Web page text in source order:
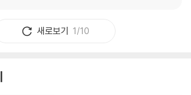
새로보기 1/10